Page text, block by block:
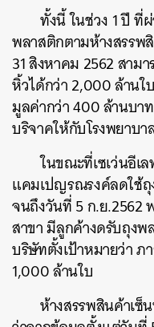
ทั้งนี้ ในช่วง1ปีที่
พลาสติกตามห้างสรรพ
31สิงหาคม 2562สาม
หิ้วได้กว่า2,000ล้านใบ
มูลค่ากว่า400ล้านบาท
บริจาคให้กับโรงพยาบา
ในขณะที่เซเว่นอีเ
แคมเปญรณรงค์ลดใช้
จนถึงวันที่5ก.ย.2562
สาขามีลูกค้างดรับถุง
บริษัทตั้งเป้าหมายว่าภ
1,000ล้านใบ
ห้างสรรพสินค้าเซ็
ค้นหา
SHARE